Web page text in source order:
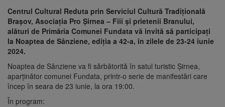
Centrul Cultural Reduta prin Serviciul Cultură Tradițională
Brașov, Asociația Pro Șirnea – Fiii și prietenii Branului,
alături de Primăria Comunei Fundata vă invită să participați
la Noaptea de Sânziene, ediţia a 42-a, în zilele de 23-24 iunie
2024.
Noaptea de Sânziene va fi sărbătorită în satul turistic Şirnea,
aparţinător comunei Fundata, printr-o serie de manifestări care
încep în seara de 23 iunie, la ora 19:00.
În program: